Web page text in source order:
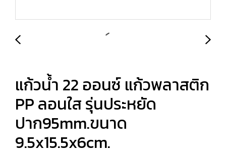
แก้วน้ำ 22 ออนซ์ แก้วพลาสติก
PP ลอนใส รุ่นประหยัด
ปาก95mm.ขนาด
9.5x15.5x6cm.